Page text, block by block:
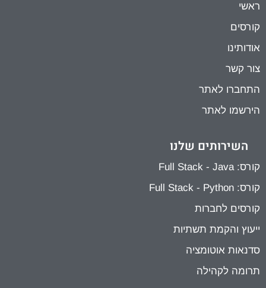
ראשי
קורסים
אודותינו
צור קשר
התחברו לאתר
הירשמו לאתר
השירותים שלנו
קורס: Full Stack - Java
קורס: Full Stack - Python
קורסים לחברות
ייעוץ והקמת תשתיות
סדנאות אוטומציה
תרומה לקהילה